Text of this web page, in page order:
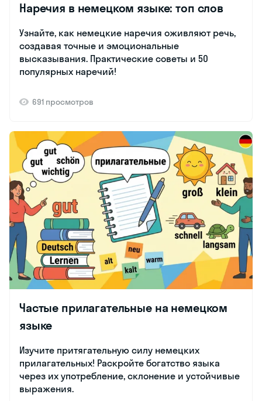
Наречия в немецком языке: топ слов
Узнайте, как немецкие наречия оживляют речь,
создавая точные и эмоциональные
высказывания. Практические советы и 50
популярных наречий!
691 просмотров
Частые прилагательные на немецком
языке
Изучите притягательную силу немецких
прилагательных! Раскройте богатство языка
через их употребление, склонение и устойчивые
выражения.